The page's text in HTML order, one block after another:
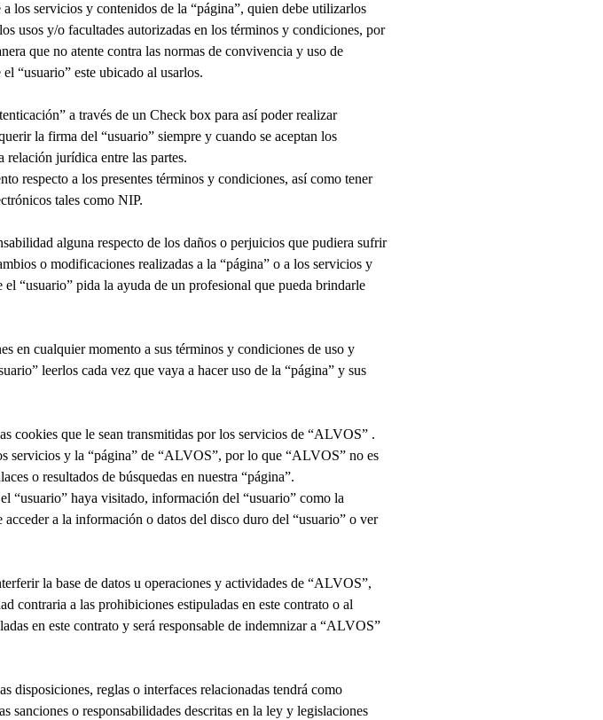
los servicios y contenidos de la “página”, quien debe utilizarlos
usos y/o facultades autorizadas en los términos y condiciones, por
que no atente contra las normas de convivencia y uso de
“usuario” este ubicado al usarlos.
a través de un Check box para así poder realizar
la firma del “usuario” siempre y cuando se aceptan los
relación jurídica entre las partes.
respecto a los presentes términos y condiciones, así como tener
tales como NIP.
alguna respecto de los daños o perjuicios que pudiera sufrir
o modificaciones realizadas a la “página” o a los servicios y
el “usuario” pida la ayuda de un profesional que pueda brindarle
en cualquier momento a sus términos y condiciones de uso y
leerlos cada vez que vaya a hacer uso de la “página” y sus
cookies que le sean transmitidas por los servicios de “ALVOS” .
servicios y la “página” de “ALVOS”, por lo que “ALVOS” no es
o resultados de búsquedas en nuestra “página”.
“usuario” haya visitado, información del “usuario” como la
a la información o datos del disco duro del “usuario” o ver
la base de datos u operaciones y actividades de “ALVOS”,
contraria a las prohibiciones estipuladas en este contrato o al
en este contrato y será responsable de indemnizar a “ALVOS”
disposiciones, reglas o interfaces relacionadas tendrá como
sanciones o responsabilidades descritas en la ley y legislaciones